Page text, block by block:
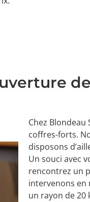
Chez
coffres-forts.
disposons
Un souci avec
rencontrez un
intervenons en
un rayon de 20